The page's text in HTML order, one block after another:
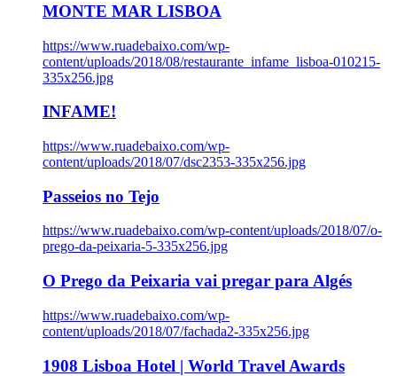
MONTE MAR LISBOA
https://www.ruadebaixo.com/wp-
content/uploads/2018/08/restaurante_infame_lisboa-010215-
335x256.jpg
INFAME!
https://www.ruadebaixo.com/wp-
content/uploads/2018/07/dsc2353-335x256.jpg
Passeios no Tejo
https://www.ruadebaixo.com/wp-content/uploads/2018/07/o-
prego-da-peixaria-5-335x256.jpg
O Prego da Peixaria vai pregar para Algés
https://www.ruadebaixo.com/wp-
content/uploads/2018/07/fachada2-335x256.jpg
1908 Lisboa Hotel | World Travel Awards